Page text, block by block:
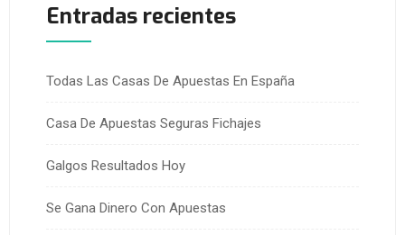
Entradas recientes
Todas Las Casas De Apuestas En España
Casa De Apuestas Seguras Fichajes
Galgos Resultados Hoy
Se Gana Dinero Con Apuestas